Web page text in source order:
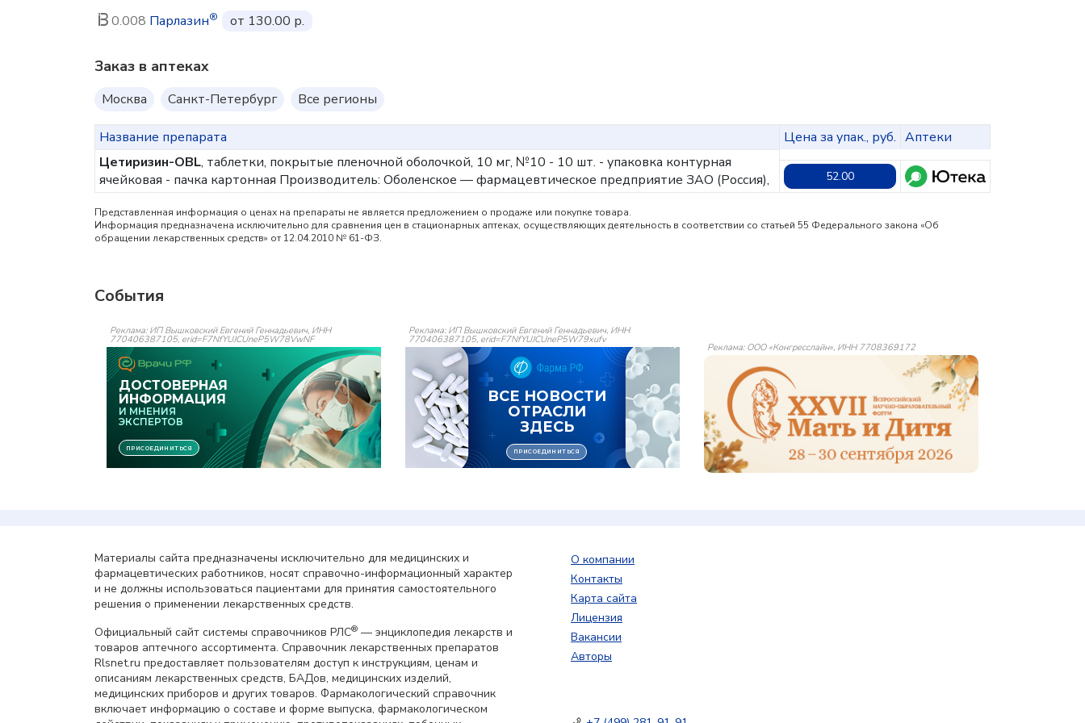
0.008 Парлазин® от 130.00 р.
Заказ в аптеках
Москва Санкт-Петербург Все регионы
Название препарата Цена за упак., руб. Аптеки
Цетиризин-OBL, таблетки, покрытые пленочной оболочкой, 10 мг, №10 - 10 шт. - упаковка контурная
ячейковая - пачка картонная Производитель: Оболенское — фармацевтическое предприятие ЗАО (Россия), 52.00
Представленная информация о ценах на препараты не является предложением о продаже или покупке товара.
Информация предназначена исключительно для сравнения цен в стационарных аптеках, осуществляющих деятельность в соответствии со статьей 55 Федерального закона «Об
обращении лекарственных средств» от 12.04.2010 № 61-ФЗ.
События
Реклама: ИП Вышковский Евгений Геннадьевич, ИНН
770406387105, erid=F7NfYUJCUneP5W78VwNF
Реклама: ИП Вышковский Евгений Геннадьевич, ИНН
770406387105, erid=F7NfYUJCUneP5W79xufv
Реклама: ООО «Конгресслайн», ИНН 7708369172
Материалы сайта предназначены исключительно для медицинских и
фармацевтических работников, носят справочно-информационный характер
и не должны использоваться пациентами для принятия самостоятельного
решения о применении лекарственных средств.
Официальный сайт системы справочников РЛС® — энциклопедия лекарств и
товаров аптечного ассортимента. Справочник лекарственных препаратов
Rlsnet.ru предоставляет пользователям доступ к инструкциям, ценам и
описаниям лекарственных средств, БАДов, медицинских изделий,
медицинских приборов и других товаров. Фармакологический справочник
включает информацию о составе и форме выпуска, фармакологическом
О компании
Контакты
Карта сайта
Лицензия
Вакансии
Авторы